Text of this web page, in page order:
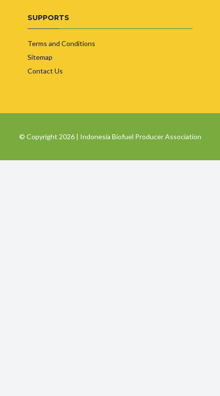
SUPPORTS
Terms and Conditions
Sitemap
Contact Us
© Copyright 2026 | Indonesia Biofuel Producer Association